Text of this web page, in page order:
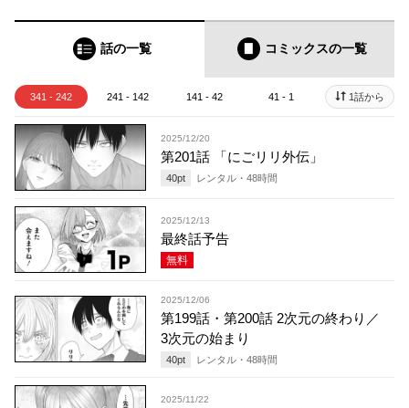
話の一覧 コミックスの一覧
341 - 242 241 - 142 141 - 42 41 - 1 1話から
2025/12/20
第201話 「にごリリ外伝」
40pt レンタル・ 48時間
2025/12/13
最終話予告
無料
2025/12/06
第199話・第200話 2次元の終わり／
3次元の始まり
40pt レンタル・ 48時間
2025/11/22